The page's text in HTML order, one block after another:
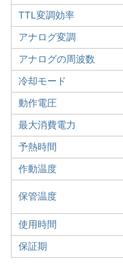
TTL変調効率
アナログ変調
アナログの周波数
冷却モード
動作電圧
最大消費電力
予熱時間
作動温度
保管温度
使用時間
保証期